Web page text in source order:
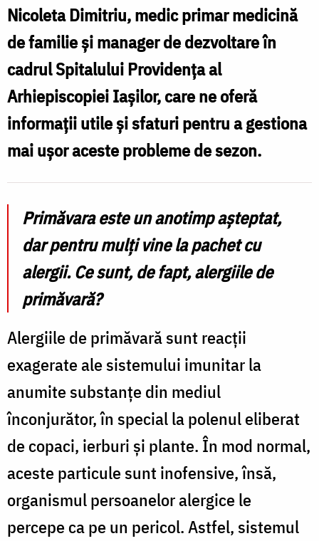
Nicoleta Dimitriu, medic primar medicină
de familie și manager de dezvoltare în
cadrul Spitalului Providența al
Arhiepiscopiei Iașilor, care ne oferă
informații utile și sfaturi pentru a gestiona
mai ușor aceste probleme de sezon.
Primăvara este un anotimp așteptat,
dar pentru mulți vine la pachet cu
alergii. Ce sunt, de fapt, alergiile de
primăvară?
Alergiile de primăvară sunt reacții
exagerate ale sistemului imunitar la
anumite substanțe din mediul
înconjurător, în special la polenul eliberat
de copaci, ierburi și plante. În mod normal,
aceste particule sunt inofensive, însă,
organismul persoanelor alergice le
percepe ca pe un pericol. Astfel, sistemul